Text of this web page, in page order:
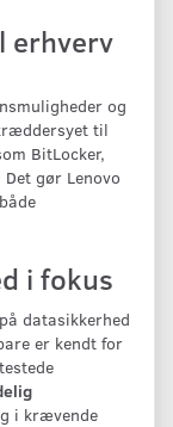
erhverv
og
til
BitLocker,
gør Lenovo
i fokus
datasikkerhed
er kendt for
i krævende